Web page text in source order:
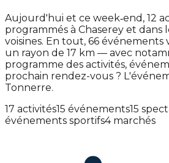
Aujourd'hui et ce week‑end, 12
programmés à Chaserey et dans
voisines. En tout, 66
un rayon de 17 km — avec
programme des activités,
prochain rendez-vous ?
Tonnerre.
17 activités15 événements15
événements sportifs4 marchés